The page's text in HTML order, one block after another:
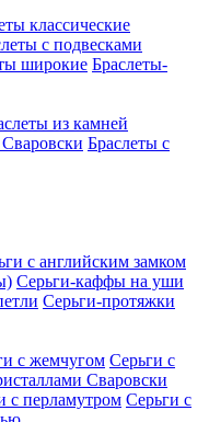
классические
с подвесками
широкие Браслеты-
из камней
Браслеты с
с английским замком
Серьги-каффы на уши
Серьги-протяжки
с жемчугом Серьги с
Сваровски
с перламутром Серьги с